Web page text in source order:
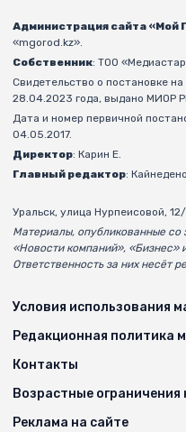
Администрация сайта «Мой
«mgorod.kz».
Собственник: ТОО
Свидетельство о постановке
28.04.2023 года, выдано МИОР
Дата и номер первичной
04.05.2017.
Директор: Карин Е.
Главный редактор:
Уральск, улица Нурпеисовой,
Материалы, опубликованные со
«Новости компаний», «Бизнес»
Ответственность за них несёт
Условия использования
Редакционная политика
Контакты
Возрастные ограничения
Реклама на сайте